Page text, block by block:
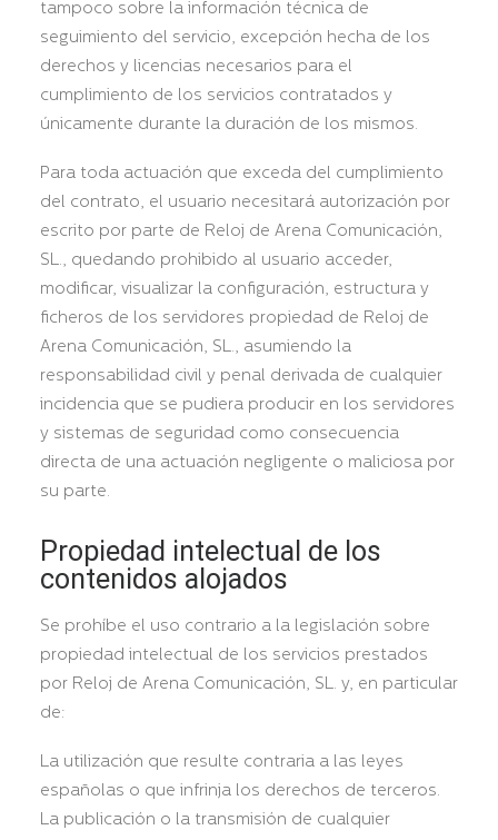
tampoco sobre la información técnica de
seguimiento del servicio, excepción hecha de los
derechos y licencias necesarios para el
cumplimiento de los servicios contratados y
únicamente durante la duración de los mismos.
Para toda actuación que exceda del cumplimiento
del contrato, el usuario necesitará autorización por
escrito por parte de Reloj de Arena Comunicación,
SL., quedando prohibido al usuario acceder,
modificar, visualizar la configuración, estructura y
ficheros de los servidores propiedad de Reloj de
Arena Comunicación, SL., asumiendo la
responsabilidad civil y penal derivada de cualquier
incidencia que se pudiera producir en los servidores
y sistemas de seguridad como consecuencia
directa de una actuación negligente o maliciosa por
su parte.
Propiedad intelectual de los
contenidos alojados
Se prohíbe el uso contrario a la legislación sobre
propiedad intelectual de los servicios prestados
por Reloj de Arena Comunicación, SL. y, en particular
de:
La utilización que resulte contraria a las leyes
españolas o que infrinja los derechos de terceros.
La publicación o la transmisión de cualquier